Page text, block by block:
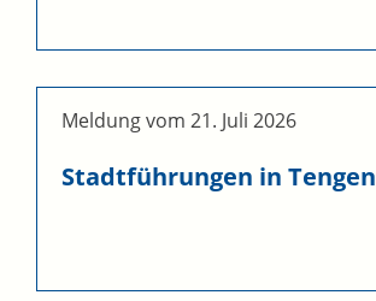
Meldung vom 21. Juli 2026
Stadtführungen in Tengen